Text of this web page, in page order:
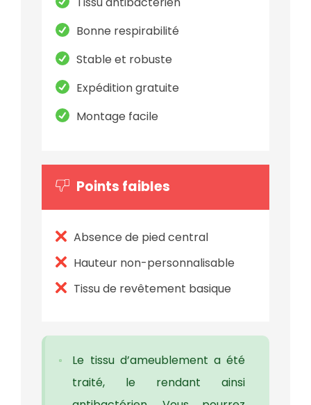
Bonne respirabilité
Stable et robuste
Expédition gratuite
Montage facile
Points faibles
Absence de pied central
Hauteur non-personnalisable
Tissu de revêtement basique
Le tissu d’ameublement a été
traité, le rendant ainsi